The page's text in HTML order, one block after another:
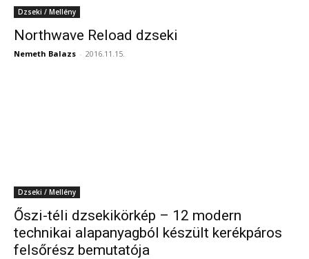
Dzseki / Mellény
Northwave Reload dzseki
Nemeth Balazs - 2016.11.15.
Dzseki / Mellény
Őszi-téli dzsekikörkép – 12 modern
technikai alapanyagból készült kerékpáros
felsőrész bemutatója